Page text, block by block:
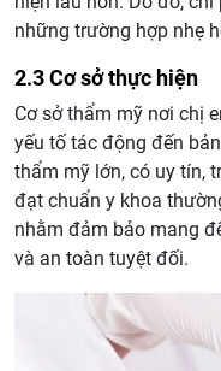
những trường hợp nhẹ
2.3 Cơ sở thực hiện
Cơ sở thẩm mỹ nơi chị
yếu tố tác động đến
thẩm mỹ lớn, có uy tín,
đạt chuẩn y khoa
nhằm đảm bảo mang
và an toàn tuyệt đối.